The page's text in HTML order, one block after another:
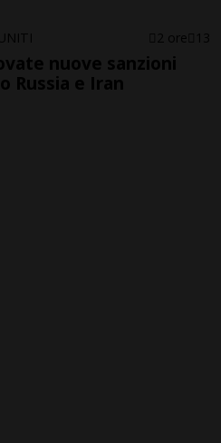
2 ore 13
nuove sanzioni
Russia e Iran